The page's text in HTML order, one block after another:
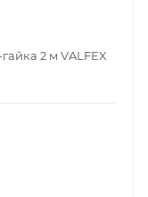
2 м VALFEX